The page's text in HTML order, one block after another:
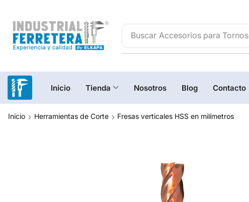
Buscar Accesorios para Tornos
Inicio Tienda Nosotros Blog Contacto
Inicio Herramientas de Corte Fresas verticales HSS en milímetros